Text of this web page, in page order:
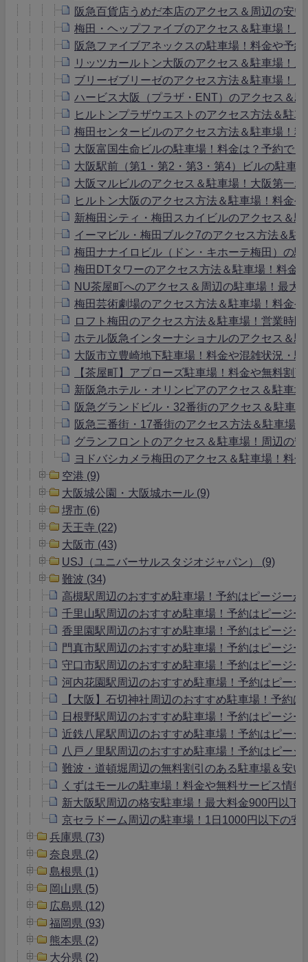
阪急百貨店うめだ本店のアクセス＆周辺の安
梅田・ヘップファイブのアクセス＆駐車場！
阪急ファイブアネックスの駐車場！料金や予
リッツカールトン大阪のアクセス＆駐車場！
ブリーゼブリーゼのアクセス方法＆駐車場！
ハービス大阪（プラザ・ENT）のアクセス＆
ヒルトンプラザウエストのアクセス方法＆駐
梅田センタービルのアクセス方法＆駐車場！
大阪富国生命ビルの駐車場！料金は？予約でき
大阪駅前（第1・第2・第3・第4）ビルの駐車
大阪マルビルのアクセス＆駐車場！大阪第一
ヒルトン大阪のアクセス方法＆駐車場！料金
新梅田シティ・梅田スカイビルのアクセス＆
イーマビル・梅田ブルク7のアクセス方法＆駐
梅田ナナイロビル（ドン・キホーテ梅田）の
梅田DTタワーのアクセス方法＆駐車場！料金
NU茶屋町へのアクセス＆周辺の駐車場！最大
梅田芸術劇場のアクセス方法＆駐車場！料金
ロフト梅田のアクセス方法＆駐車場！営業時
ホテル阪急インターナショナルのアクセス＆
大阪市立豊崎地下駐車場！料金や混雑状況・
【茶屋町】アプローズ駐車場！料金や無料割
新阪急ホテル・オリンピアのアクセス＆駐車
阪急グランドビル・32番街のアクセス＆駐車
阪急三番街・17番街のアクセス方法＆駐車場
グランフロントのアクセス＆駐車場！周辺の
ヨドバシカメラ梅田のアクセス＆駐車場！料
空港 (9)
大阪城公園・大阪城ホール (9)
堺市 (6)
天王寺 (22)
大阪市 (43)
USJ（ユニバーサルスタジオジャパン） (9)
難波 (34)
高槻駅周辺のおすすめ駐車場！予約はピージーが
千里山駅周辺のおすすめ駐車場！予約はピージー
香里園駅周辺のおすすめ駐車場！予約はピージー
門真市駅周辺のおすすめ駐車場！予約はピージー
守口市駅周辺のおすすめ駐車場！予約はピージー
河内花園駅周辺のおすすめ駐車場！予約はピージ
【大阪】石切神社周辺のおすすめ駐車場！予約
日根野駅周辺のおすすめ駐車場！予約はピージー
近鉄八尾駅周辺のおすすめ駐車場！予約はピージ
八戸ノ里駅周辺のおすすめ駐車場！予約はピージ
難波・道頓堀周辺の無料割引のある駐車場＆安い
くずはモールの駐車場！料金や無料サービス情報
新大阪駅周辺の格安駐車場！最大料金900円以下
京セラドーム周辺の駐車場！1日1000円以下の安
兵庫県 (73)
奈良県 (2)
島根県 (1)
岡山県 (5)
広島県 (12)
福岡県 (93)
熊本県 (2)
大分県 (2)